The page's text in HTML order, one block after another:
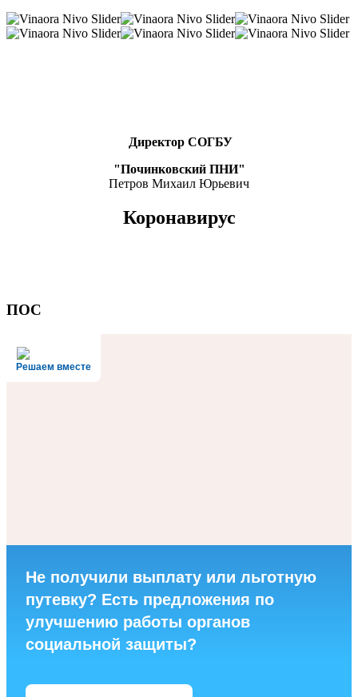
Директор СОГБУ
"Починковский ПНИ"
Петров Михаил Юрьевич
Коронавирус
ПОС
Решаем вместе
Не получили выплату или льготную
путевку? Есть предложения по
улучшению работы органов
социальной защиты?